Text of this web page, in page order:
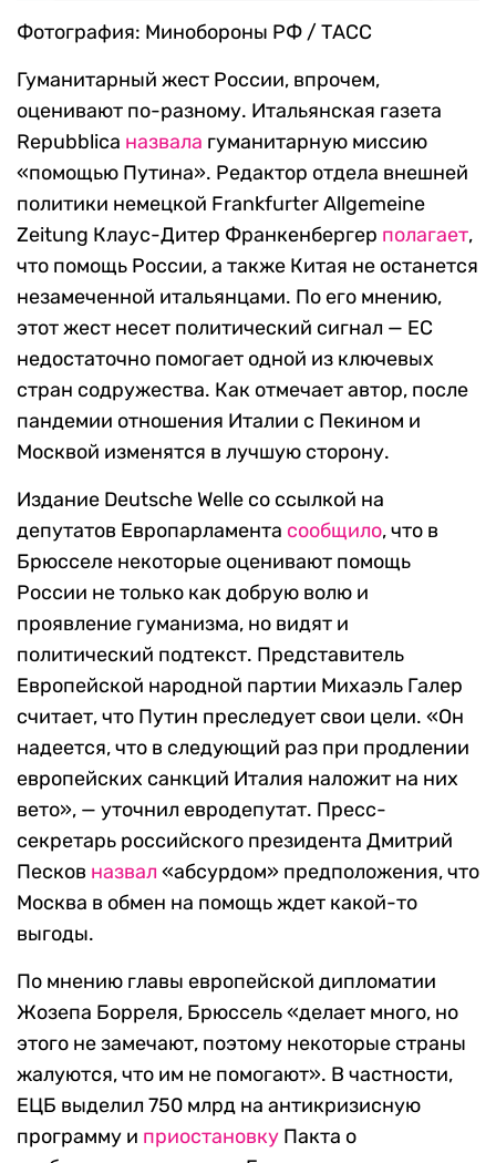
Фотография: Минобороны РФ / ТАСС
Гуманитарный жест России, впрочем,
оценивают по-разному. Итальянская газета
Repubblica назвала гуманитарную миссию
«помощью Путина». Редактор отдела внешней
политики немецкой Frankfurter Allgemeine
Zeitung Клаус-Дитер Франкенбергер полагает,
что помощь России, а также Китая не останется
незамеченной итальянцами. По его мнению,
этот жест несет политический сигнал — ЕС
недостаточно помогает одной из ключевых
стран содружества. Как отмечает автор, после
пандемии отношения Италии с Пекином и
Москвой изменятся в лучшую сторону.
Издание Deutsche Welle со ссылкой на
депутатов Европарламента сообщило, что в
Брюсселе некоторые оценивают помощь
России не только как добрую волю и
проявление гуманизма, но видят и
политический подтекст. Представитель
Европейской народной партии Михаэль Галер
считает, что Путин преследует свои цели. «Он
надеется, что в следующий раз при продлении
европейских санкций Италия наложит на них
вето», — уточнил евродепутат. Пресс-
секретарь российского президента Дмитрий
Песков назвал «абсурдом» предположения, что
Москва в обмен на помощь ждет какой-то
выгоды.
По мнению главы европейской дипломатии
Жозепа Борреля, Брюссель «делает много, но
этого не замечают, поэтому некоторые страны
жалуются, что им не помогают». В частности,
ЕЦБ выделил 750 млрд на антикризисную
программу и приостановку Пакта о